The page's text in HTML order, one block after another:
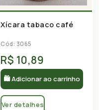
Xícara tabaco café
Cód: 3065
R$ 10,89
🛍 Adicionar ao carrinho
Ver detalhes